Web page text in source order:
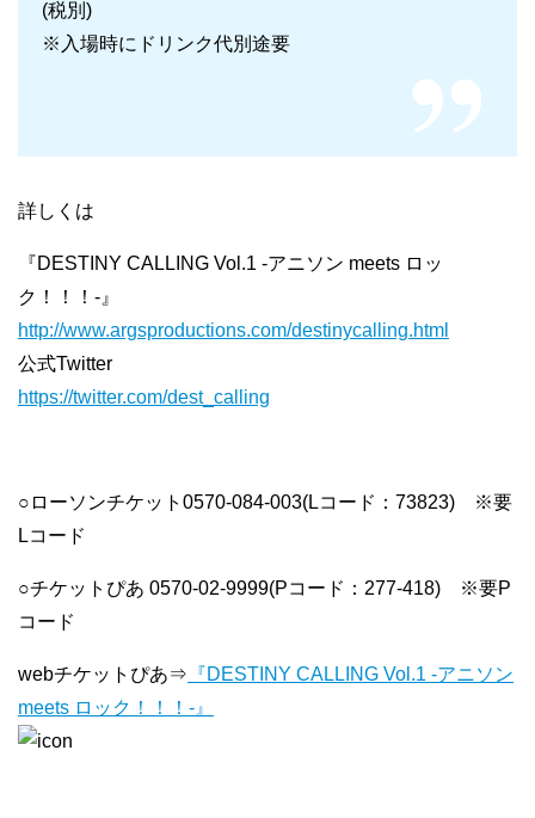
(税別)
※入場時にドリンク代別途要
詳しくは
『DESTINY CALLING Vol.1 -アニソン meets ロッ
ク！！！-』
http://www.argsproductions.com/destinycalling.html
公式Twitter
https://twitter.com/dest_calling
○ローソンチケット0570-084-003(Lコード：73823) ※要
Lコード
○チケットぴあ 0570-02-9999(Pコード：277-418) ※要P
コード
webチケットぴあ⇒ 『DESTINY CALLING Vol.1 -アニソン
meets ロック！！！-』